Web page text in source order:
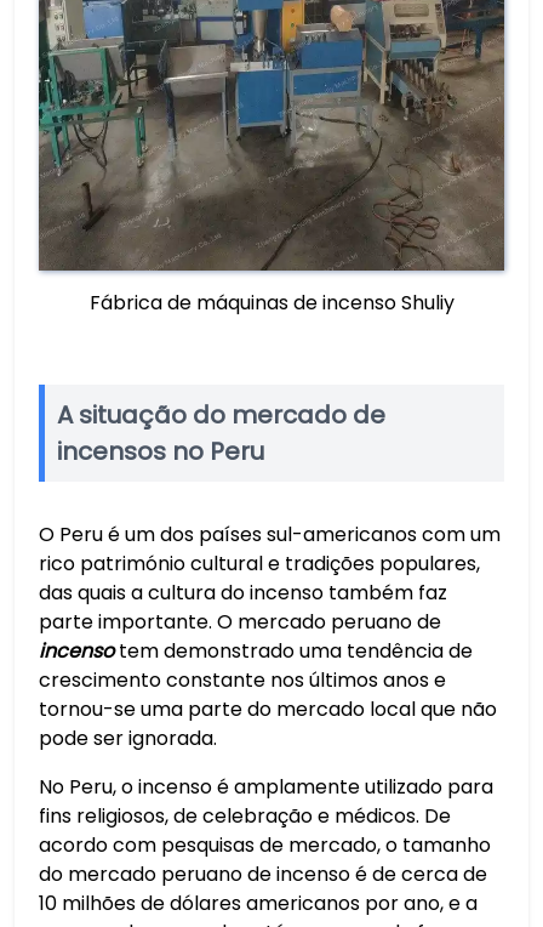
Fábrica de máquinas de incenso Shuliy
A situação do mercado de
incensos no Peru
O Peru é um dos países sul-americanos com um
rico património cultural e tradições populares,
das quais a cultura do incenso também faz
parte importante. O mercado peruano de
incensotem demonstrado uma tendência de
crescimento constante nos últimos anos e
tornou-se uma parte do mercado local que não
pode ser ignorada.
No Peru, o incenso é amplamente utilizado para
fins religiosos, de celebração e médicos. De
acordo com pesquisas de mercado, o tamanho
do mercado peruano de incenso é de cerca de
10 milhões de dólares americanos por ano, e a